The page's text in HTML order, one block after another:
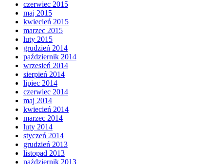
czerwiec 2015
maj 2015
kwiecień 2015
marzec 2015
luty 2015
grudzień 2014
październik 2014
wrzesień 2014
sierpień 2014
lipiec 2014
czerwiec 2014
maj 2014
kwiecień 2014
marzec 2014
luty 2014
styczeń 2014
grudzień 2013
listopad 2013
październik 2013